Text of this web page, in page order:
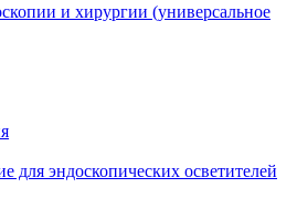
и хирургии (универсальное
для эндоскопических осветителей